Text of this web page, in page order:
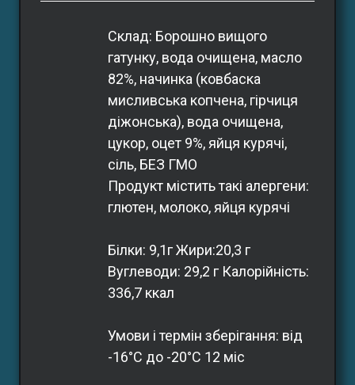
Склад: Борошно вищого
гатунку, вода очищена, масло
82%, начинка (ковбаска
мисливська копчена, гірчиця
діжонська), вода очищена,
цукор, оцет 9%, яйця курячі,
сіль, БЕЗ ГМО
Продукт містить такі алергени:
глютен, молоко, яйця курячі
Білки: 9,1г Жири:20,3 г
Вуглеводи: 29,2 г Калорійність:
336,7 ккал
Умови і термін зберігання: від
-16°С до -20°С 12 міс